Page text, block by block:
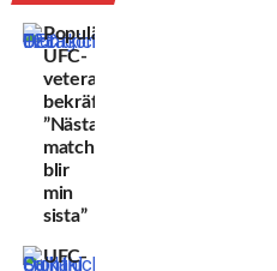
Populära
UFC-
veteranen
bekräftar:
”Nästa
match
blir
min
sista”
UFC-